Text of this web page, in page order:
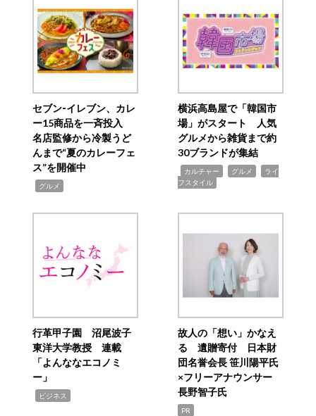
セブン‐イレブン、カレ
ー15商品を一斉投入
名店監修から冷製うど
んまで“夏のカレーフェ
ス”を開催中
グルメ
横浜高島屋で「韓国市
場」がスタート 人気
グルメから雑貨まで約
30ブランドが集結
カルチャー グルメ
ライ
フスタイル
行革甲子園 沼尾波子
東洋大学教授 連載
「よんななエコノミ
ー」
ビジネス
故人の「想い」かなえ
る 遺贈寄付 日本財
団名誉会長 笹川陽平氏
×フリーアナウンサー
長野智子氏
PR